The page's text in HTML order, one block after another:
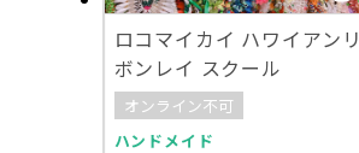
ロコマイカイ ハワイアンリ
ボンレイ スクール
オンライン不可
ハンドメイド